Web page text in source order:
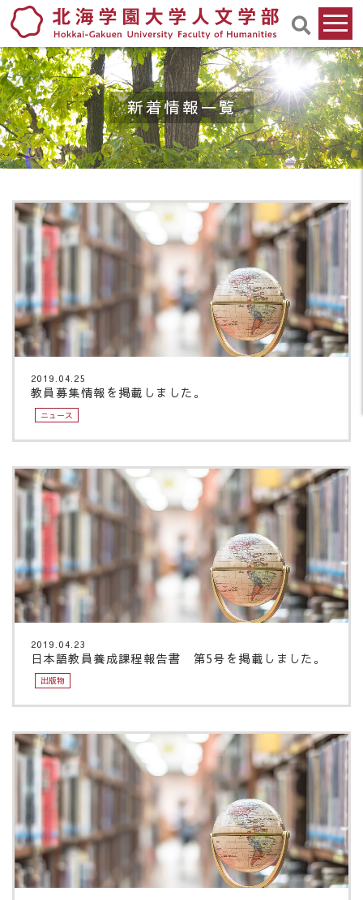
新着情報一覧
2019.04.25
教員募集情報を掲載しました。
ニュース
2019.04.23
日本語教員養成課程報告書 第5号を掲載しました。
出版物